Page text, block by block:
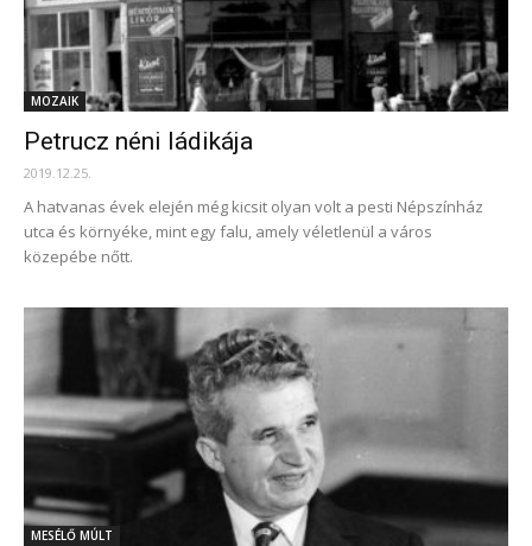
MOZAIK
Petrucz néni ládikája
2019.12.25.
A hatvanas évek elején még kicsit olyan volt a pesti Népszínház
utca és környéke, mint egy falu, amely véletlenül a város
közepébe nőtt.
MESÉLŐ MÚLT